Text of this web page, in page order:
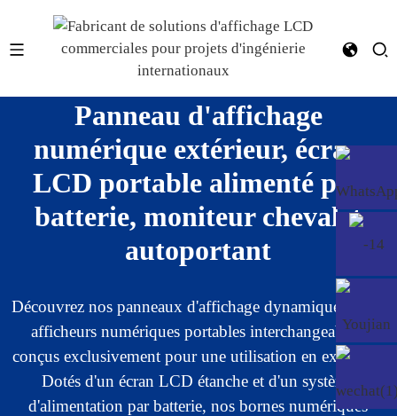
Panneau d'affichage
numérique extérieur, écran
LCD portable alimenté par
batterie, moniteur chevalet
autoportant
Découvrez nos panneaux d'affichage dynamique et nos
afficheurs numériques portables interchangeables,
conçus exclusivement pour une utilisation en extérieur.
Dotés d'un écran LCD étanche et d'un système
d'alimentation par batterie, nos bornes numériques